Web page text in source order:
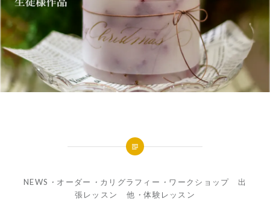
NEWS ・ オーダー ・ カリグラフィー ・ ワークショップ 出
張レッスン 他 ・体験レッスン